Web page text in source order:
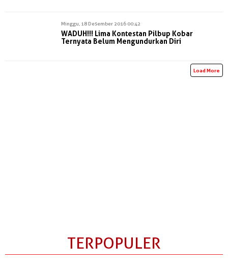
Minggu, 18 Desember 2016 00:42
WADUH!!! Lima Kontestan Pilbup Kobar
Ternyata Belum Mengundurkan Diri
Load More
TERPOPULER